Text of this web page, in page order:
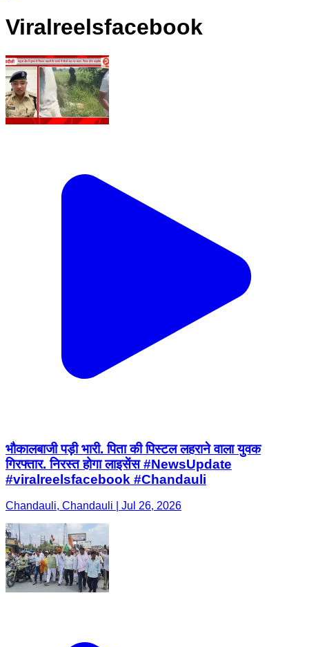
Viralreelsfacebook
भौकालबाजी पड़ी भारी. पिता की पिस्टल लहराने वाला युवक
गिरफ्तार. निरस्त होगा लाइसेंस #NewsUpdate
#viralreelsfacebook #Chandauli
Chandauli, Chandauli | Jul 26, 2026